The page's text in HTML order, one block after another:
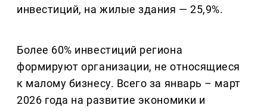
инвестиций, на жилые здания — 25,9%.
Более 60% инвестиций региона
формируют организации, не относящиеся
к малому бизнесу. Всего за январь – март
2026 года на развитие экономики и